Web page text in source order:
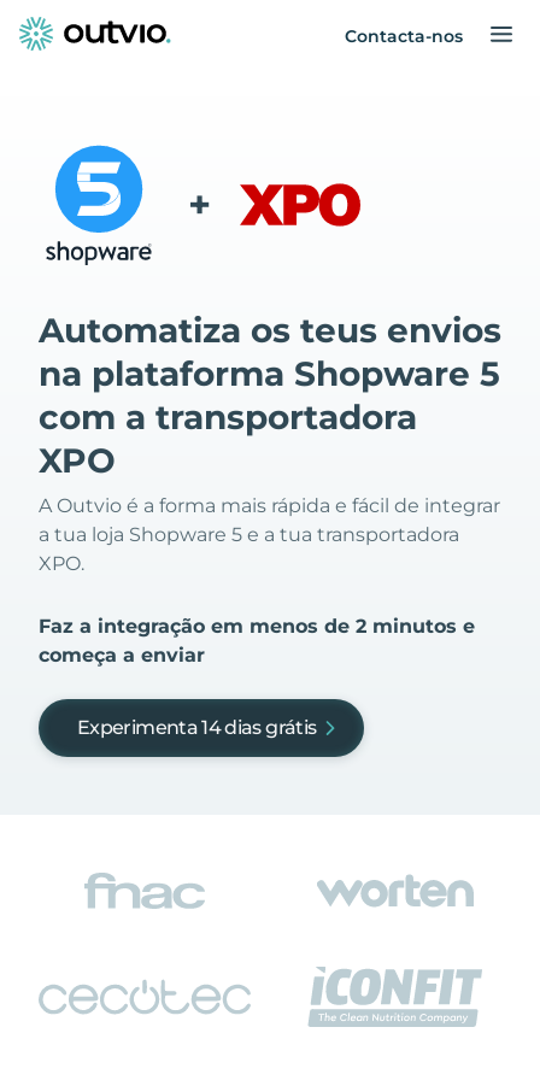
Contacta-nos
+
Automatiza os teus envios
na plataforma Shopware 5
com a transportadora
XPO
A Outvio é a forma mais rápida e fácil de integrar
a tua loja Shopware 5 e a tua transportadora
XPO.
Faz a integração em menos de 2 minutos e
começa a enviar
Experimenta 14 dias grátis